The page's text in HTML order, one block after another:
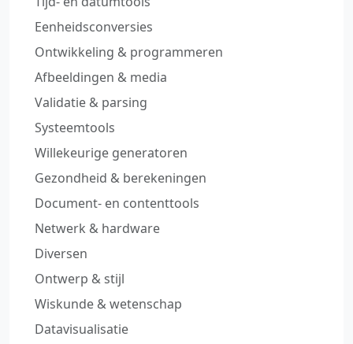
Eenheidsconversies
Ontwikkeling & programmeren
Afbeeldingen & media
Validatie & parsing
Systeemtools
Willekeurige generatoren
Gezondheid & berekeningen
Document‑ en contenttools
Netwerk & hardware
Diversen
Ontwerp & stijl
Wiskunde & wetenschap
Datavisualisatie